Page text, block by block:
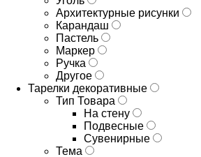
Архитектурные рисунки
Карандаш
Пастель
Маркер
Ручка
Другое
Тарелки декоративные
Тип Товара
На стену
Подвесные
Сувенирные
Тема